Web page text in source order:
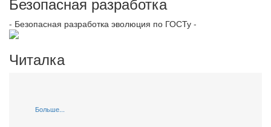
- Безопасная разработка эволюция по ГОСТу -
Читалка
Больше...